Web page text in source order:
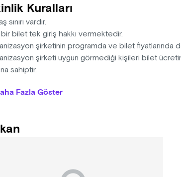
dönem bilet satışlarından faydalanmayı unutma!
Kuralları
sınırı vardır.
bilet tek giriş hakkı vermektedir.
şirketinin programda ve bilet fiyatlarında
şirketi uygun görmediği kişileri bilet
sahiptir.
alanına dışarıdan yiyecek ve içecekle girmek
okutularak etkinlik alanına giriş yapan misafirler
Fazla Göster